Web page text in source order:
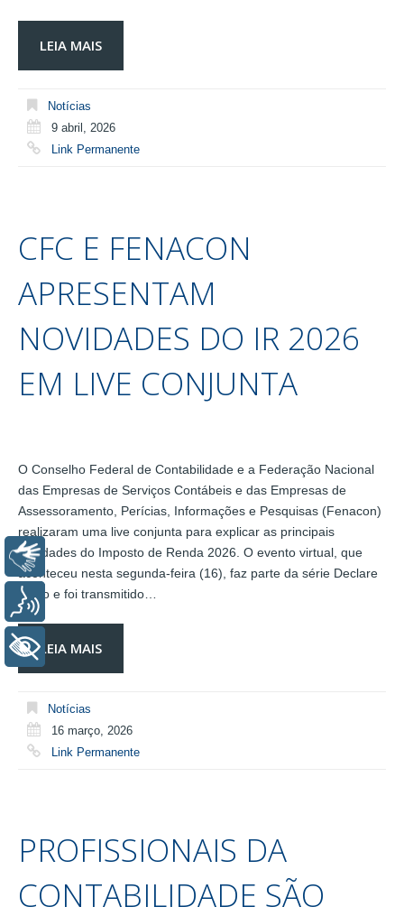
LEIA MAIS
Notícias
9 abril, 2026
Link Permanente
CFC E FENACON
APRESENTAM
NOVIDADES DO IR 2026
EM LIVE CONJUNTA
O Conselho Federal de Contabilidade e a Federação Nacional
das Empresas de Serviços Contábeis e das Empresas de
Assessoramento, Perícias, Informações e Pesquisas (Fenacon)
realizaram uma live conjunta para explicar as principais
novidades do Imposto de Renda 2026. O evento virtual, que
aconteceu nesta segunda-feira (16), faz parte da série Declare
Certo e foi transmitido…
LEIA MAIS
Notícias
16 março, 2026
Link Permanente
PROFISSIONAIS DA
CONTABILIDADE SÃO
Libras
Voz
+ Acessibilidade